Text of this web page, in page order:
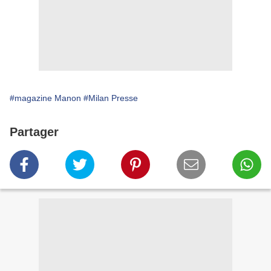
#magazine Manon #Milan Presse
Partager